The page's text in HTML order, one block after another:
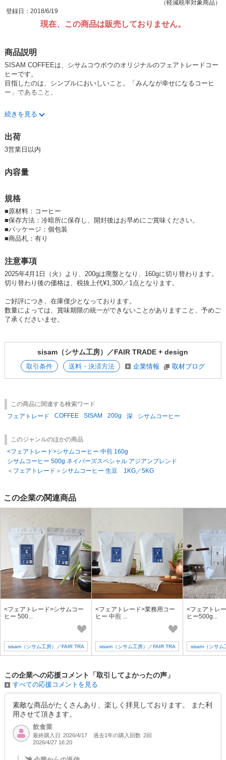
（軽減税率対象商品）
登録日：2018/6/19
現在、この商品は販売しておりません。
商品説明
SISAM COFFEEは、シサムコウボウのオリジナルのフェアトレードコー
ヒーです。
目指したのは、シンプルにおいしいこと。「みんなが幸せになるコーヒ
ー」であること。
しっかりとした深煎りで、カカオのような甘い香りと、ビターチョコレー
トのようなまったりとした味わいが特徴です。
からコーヒーの苦手な方までお楽しみ頂けます。
アイスにすると更にすっきりと飲みやすいのでおすすめです！
■ CGN（コーディリエラ・グリーン・ネットワーク）
フィリピンのルソン島で活動する環境NGO「コーディリエラ・グリー
ン・ネットワーク(以下CGN)」は、山で自然と共に生きる人々の暮らしを
支えるため、CGNからは生産者グループに、コーヒー豆の仕入れ額とは
別に18%のプレミアムが支払われています。
境、健康との結びつきなどへの意識を高めながら、コーヒー栽培に取り組
んでいます。
シサムコーヒーはフィリピン北部コーディリエラ地方で環境や伝統を守り
認証は未取得ですが、化学肥料や農薬を用いず、多様な野菜や樹木と一緒
に栽培するアグロフォレストリー（森林農法）で育てられています。
フェアトレード／SDGs／エシカル／手仕事／ナチュラル
＜POPダウンロード＞
コーヒーができるまで
【エシカルコレクション】【フェアトレード】
EGmEWkn0TWg
続きを見る
出荷
3営業日以内
内容量
規格
■ 原材料：コーヒー
■保存方法：冷暗所に保存し、開封後はお早めにご賞味ください。
■パッケージ：個包装
■商品札：有り
注意事項
2025年4月1日（火）より、200gは廃盤となり、160gに切り替わります。
切り替わり後の価格は、税抜上代¥1,300／1点となります。
ご好評につき、在庫僅少となっております。
数量によっては、賞味期限の統一ができないことがありますこと、予めご
了承くださいませ。
sisam（シサム工房）／FAIR TRADE + design
取引条件 送料・決済方法 企業情報 取材ブログ
この商品に関連する検索ワード
フェアトレード
COFFEE SISAM 200g 深 シサムコーヒー
このジャンルのほかの商品
<フェアトレード>シサムコーヒー 中煎 160g
シサムコーヒー 500g ネイバーズスペシャル アジアンブレンド
＜フェアトレード＞シサムコーヒー 生豆 1KG／5KG
この企業の関連商品
<フェアトレード>シサムコー
ヒー 500...
sisam（シサム工房）／FAIR TRA
DE + design
<フェアトレード>業務用コー
ヒー 中煎 ...
sisam（シサム工房）／FAIR TRA
DE + design
<フェアトレ
ヒー500g...
sisam（シサム
DE
この企業への応援コメント「取引してよかったの声」
すべての応援コメントを見る
素敵な商品がたくさんあり、楽しく拝見しております。 また利
用させて頂きます。
飲食業
最終購入日 2026/4/17 過去1年の購入回数 2回
2026/4/27 16:20